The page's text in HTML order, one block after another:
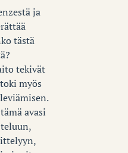
ja
tästä
tekivät
myös
avasi